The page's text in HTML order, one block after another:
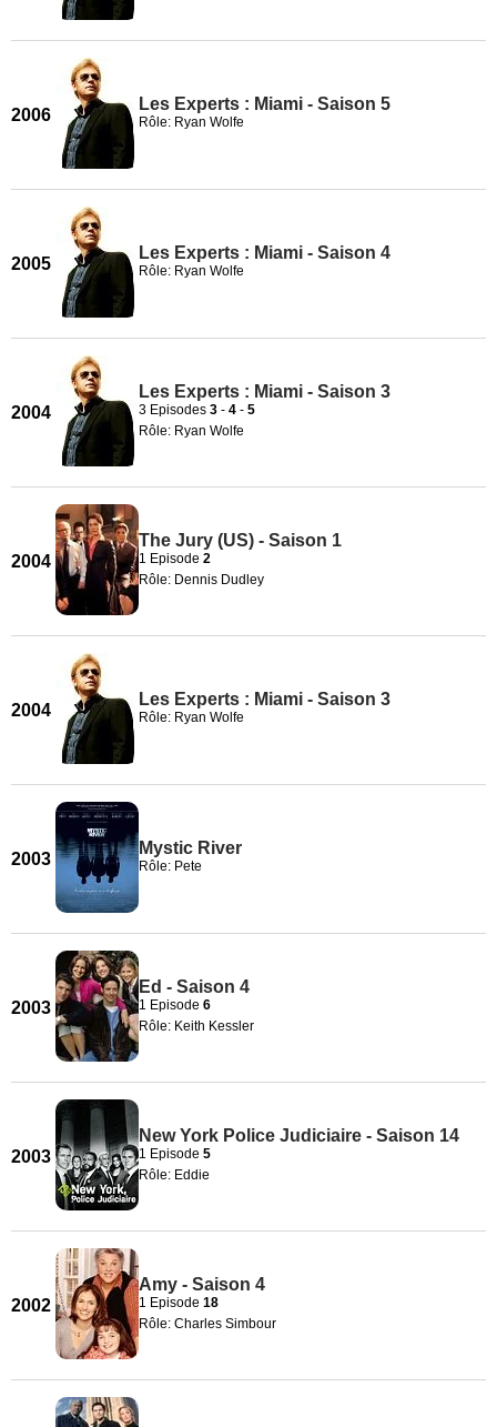
2006
Les Experts : Miami - Saison 5
Rôle: Ryan Wolfe
2005
Les Experts : Miami - Saison 4
Rôle: Ryan Wolfe
2004
Les Experts : Miami - Saison 3
3 Episodes 3 - 4 - 5
Rôle: Ryan Wolfe
2004
The Jury (US) - Saison 1
1 Episode 2
Rôle: Dennis Dudley
2004
Les Experts : Miami - Saison 3
Rôle: Ryan Wolfe
2003
Mystic River
Rôle: Pete
2003
Ed - Saison 4
1 Episode 6
Rôle: Keith Kessler
2003
New York Police Judiciaire - Saison 14
1 Episode 5
Rôle: Eddie
2002
Amy - Saison 4
1 Episode 18
Rôle: Charles Simbour